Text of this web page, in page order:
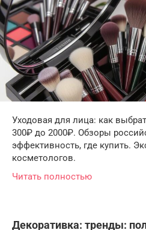
Уходовая для лица: как
300₽ до 2000₽. Обзоры
эффективность, где купить.
косметологов.
Читать полностью
Декоративка: тренды: